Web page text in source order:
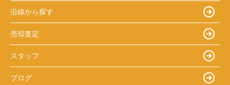
沿線から探す
売却査定
スタッフ
ブログ